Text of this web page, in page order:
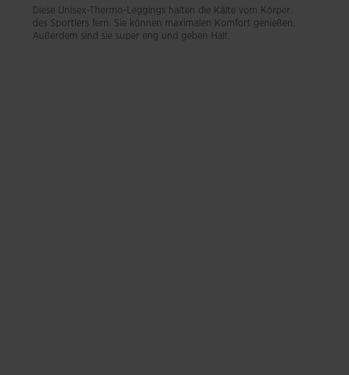
Diese Unisex-Thermo-Leggings halten die Kälte vom Körper
des Sportlers fern. Sie können maximalen Komfort genießen.
Außerdem sind sie super eng und geben Halt.